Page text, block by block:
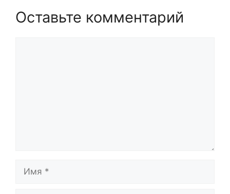
Оставьте комментарий